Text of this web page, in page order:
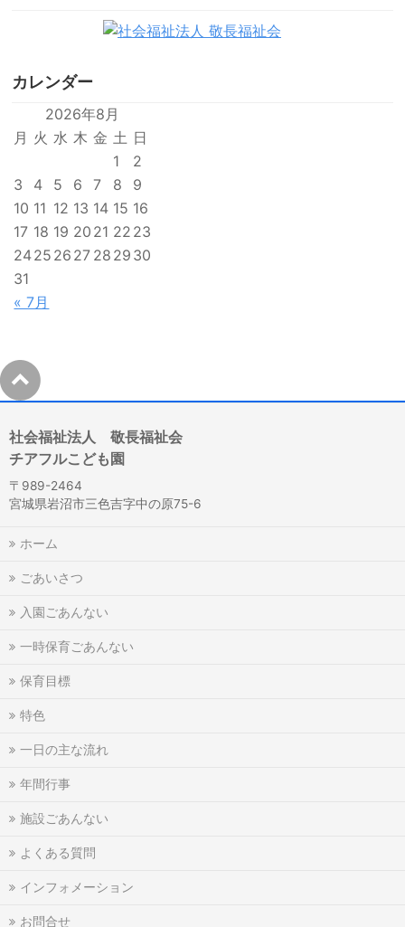
カレンダー
2026年8月
月 火 水 木 金 土 日
« 7月
1
2
3
4 5 6 7 8
9
10 11 12 13 14 15 16
17 18 19 20 21 22 23
2425 26 27 28 29 30
31
社会福祉法人 敬長福祉会
チアフルこども園
〒989-2464
宮城県岩沼市三色吉字中の原75-6
ホーム
ごあいさつ
入園ごあんない
一時保育ごあんない
保育目標
特色
一日の主な流れ
年間行事
施設ごあんない
よくある質問
インフォメーション
お問合せ